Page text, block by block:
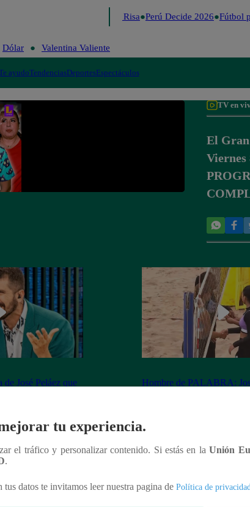
Me Caigo de Risa Perú Decide 2026 Fútbol
Dólar Valentina Valiente
ayudoTendenciasDeportesEspectáculos
TV en
El Gran
Viernes
de José Peláez que
Hombre de PALABRA:
tu experiencia.
el tráfico y personalizar contenido. Si estás en laUnión
.
datos te invitamos leer nuestra pagina de Política de privacidad